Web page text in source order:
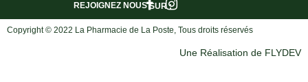
SUR :
REJOIGNEZ NOUS
Copyright © 2022 La Pharmacie de La Poste, Tous droits réservés
Une Réalisation de FLYDEV